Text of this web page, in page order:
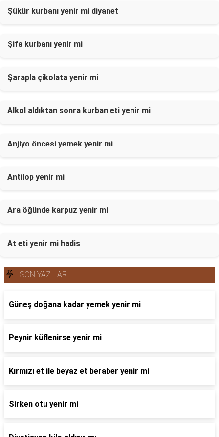
Şükür kurbanı yenir mi diyanet
Şifa kurbanı yenir mi
Şarapla çikolata yenir mi
Alkol aldıktan sonra kurban eti yenir mi
Anjiyo öncesi yemek yenir mi
Antilop yenir mi
Ara öğünde karpuz yenir mi
At eti yenir mi hadis
SON YAZILAR
Güneş doğana kadar yemek yenir mi
Peynir küflenirse yenir mi
Kırmızı et ile beyaz et beraber yenir mi
Sirken otu yenir mi